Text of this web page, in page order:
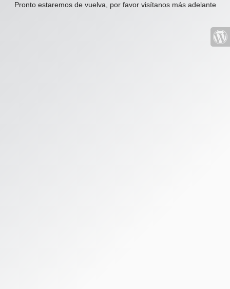
Pronto estaremos de vuelva, por favor visítanos más adelante